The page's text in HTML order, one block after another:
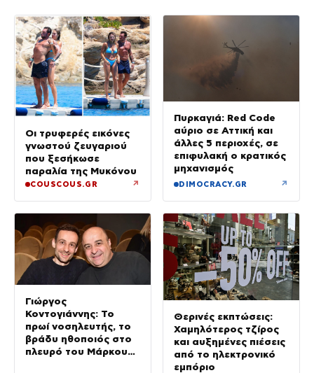
Οι τρυφερές εικόνες
γνωστού ζευγαριού
που ξεσήκωσε
παραλία της Μυκόνου
COUSCOUS.GR ↗
Πυρκαγιά: Red Code
αύριο σε Αττική και
άλλες 5 περιοχές, σε
επιφυλακή ο κρατικός
μηχανισμός
DIMOCRACY.GR ↗
Γιώργος
Κοντογιάννης: Το
πρωί νοσηλευτής, το
βράδυ ηθοποιός στο
πλευρό του Μάρκου
Θερινές εκπτώσεις:
Χαμηλότερος τζίρος
και αυξημένες πιέσεις
από το ηλεκτρονικό
εμπόριο